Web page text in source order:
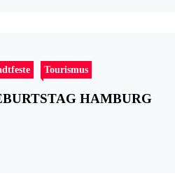
Tourismus
HAMBURG